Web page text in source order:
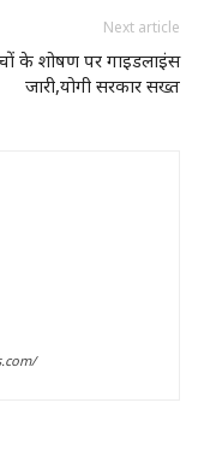
Next article
के शोषण पर गाइडलाइंस
जारी,योगी सरकार सख्त